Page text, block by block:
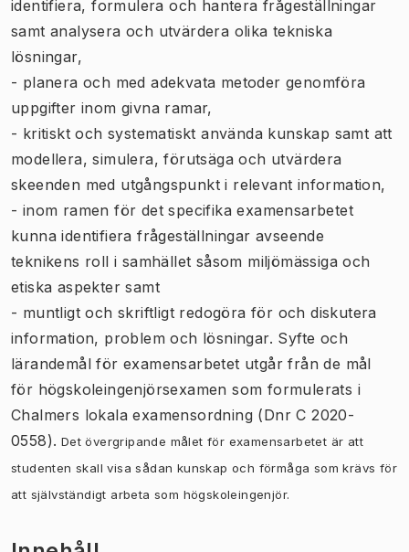
identifiera, formulera och hantera frågeställningar
samt analysera och utvärdera olika tekniska
lösningar,
- planera och med adekvata metoder genomföra
uppgifter inom givna ramar,
- kritiskt och systematiskt använda kunskap samt att
modellera, simulera, förutsäga och utvärdera
skeenden med utgångspunkt i relevant information,
- inom ramen för det specifika examensarbetet
kunna identifiera frågeställningar avseende
teknikens roll i samhället såsom miljömässiga och
etiska aspekter samt
- muntligt och skriftligt redogöra för och diskutera
information, problem och lösningar. Syfte och
lärandemål för examensarbetet utgår från de mål
för högskoleingenjörsexamen som formulerats i
Chalmers lokala examensordning (Dnr C 2020-
0558). Det övergripande målet för examensarbetet är att
studenten skall visa sådan kunskap och förmåga som krävs för
att självständigt arbeta som högskoleingenjör.